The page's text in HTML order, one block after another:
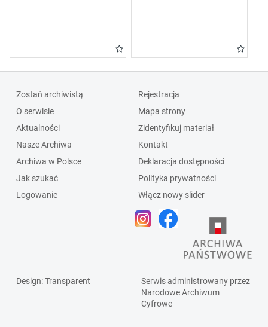
Zostań archiwistą
O serwisie
Aktualności
Nasze Archiwa
Archiwa w Polsce
Jak szukać
Logowanie
Rejestracja
Mapa strony
Zidentyfikuj materiał
Kontakt
Deklaracja dostępności
Polityka prywatności
Włącz nowy slider
Design: Transparent
Serwis administrowany przez
Narodowe Archiwum
Cyfrowe